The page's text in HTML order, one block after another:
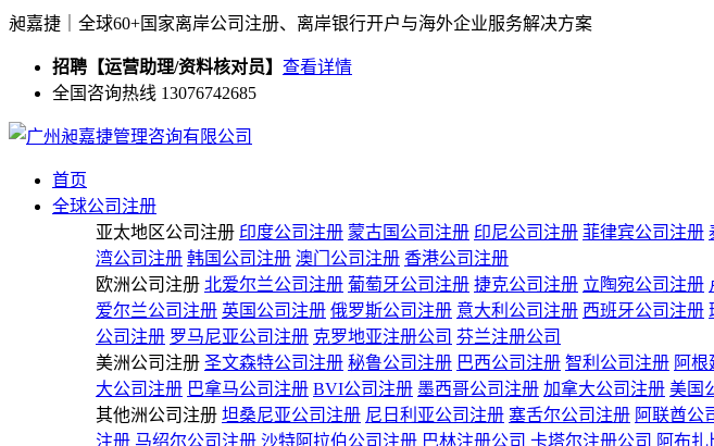
昶嘉捷｜全球60+国家离岸公司注册、离岸银行开户与海外企业服务解决方案
招聘【运营助理/资料核对员】 查看详情
全国咨询热线 13076742685
首页
全球公司注册
亚太地区公司注册 印度公司注册 蒙古国公司注册 印尼公司注册 菲律宾公司注册
湾公司注册 韩国公司注册 澳门公司注册 香港公司注册
欧洲公司注册 北爱尔兰公司注册 葡萄牙公司注册 捷克公司注册 立陶宛公司注册
爱尔兰公司注册 英国公司注册 俄罗斯公司注册 意大利公司注册 西班牙公司注册
公司注册 罗马尼亚公司注册 克罗地亚注册公司 芬兰注册公司
美洲公司注册 圣文森特公司注册 秘鲁公司注册 巴西公司注册 智利公司注册 阿
大公司注册 巴拿马公司注册 BVI公司注册 墨西哥公司注册 加拿大公司注册 美国
其他洲公司注册 坦桑尼亚公司注册 尼日利亚公司注册 塞舌尔公司注册 阿联酋公
注册 马绍尔公司注册 沙特阿拉伯公司注册 巴林注册公司 卡塔尔注册公司 阿布扎